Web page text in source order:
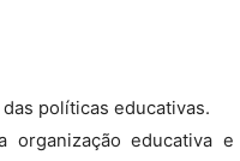
políticas educativas.
organização educativa e